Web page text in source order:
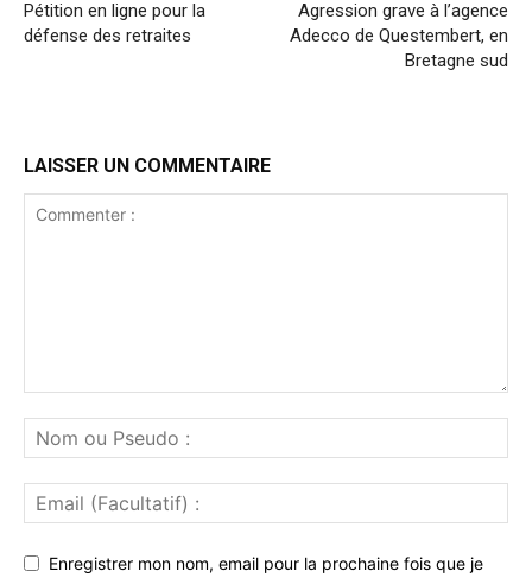
Pétition en ligne pour la
défense des retraites
Agression grave à l’agence
Adecco de Questembert, en
Bretagne sud
LAISSER UN COMMENTAIRE
Enregistrer mon nom, email pour la prochaine fois que je